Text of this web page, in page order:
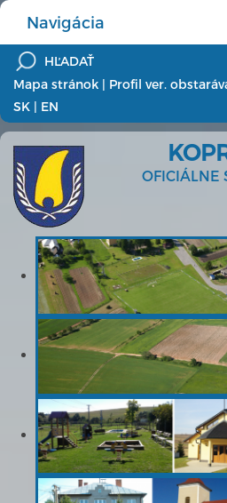
Navigácia
Mapa stránok | Profil ver.
SK | EN
OFICIÁLNE